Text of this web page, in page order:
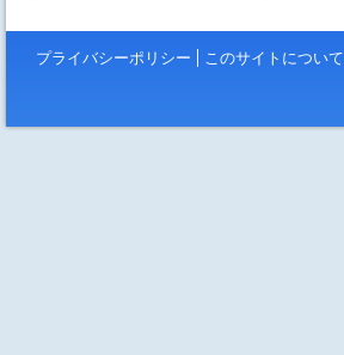
プライバシーポリシー このサイトについて